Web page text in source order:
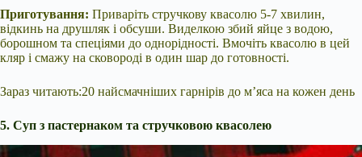
Приготування: Приваріть стручкову квасолю 5-7 хвилин,
відкинь на друшляк і обсуши. Виделкою збий яйце з водою,
борошном та спеціями до однорідності. Вмочіть квасолю в цей
кляр і смажу на сковороді в один шар до готовності.
Зараз читають:20 найсмачніших гарнірів до м’яса на кожен день
5. Суп з пастернаком та стручковою квасолею